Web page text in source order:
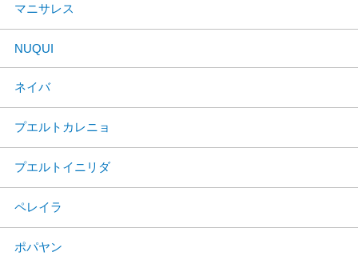
マニサレス
NUQUI
ネイバ
プエルトカレニョ
プエルトイニリダ
ペレイラ
ポパヤン